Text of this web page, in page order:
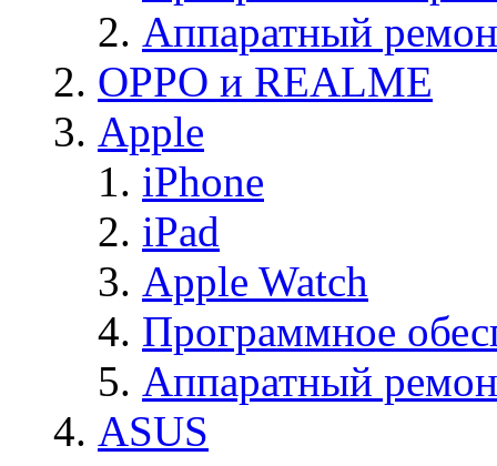
Аппаратный
OPPO и REALME
Apple
iPhone
iPad
Apple Watch
Программное
Аппаратный
ASUS